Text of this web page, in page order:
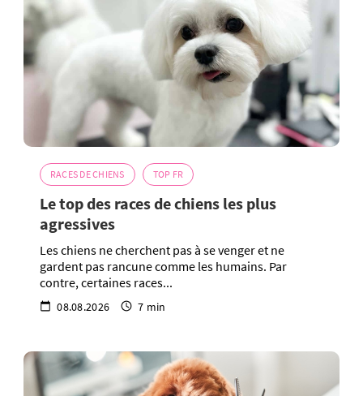
RACES DE CHIENS TOP FR
Le top des races de chiens les plus
agressives
Les chiens ne cherchent pas à se venger et ne
gardent pas rancune comme les humains. Par
contre, certaines races...
08.08.2026 7 min